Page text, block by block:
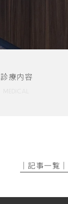
診療内容
MEDICAL
│記事一覧│